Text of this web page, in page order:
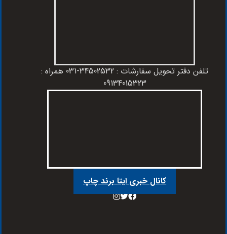
تلفن دفتر تحویل سفارشات : 34502532-031 همراه :
09134015323
کانال خبری ایتا برند چاپ